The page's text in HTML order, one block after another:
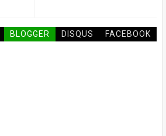
BLOGGER DISQUS FACEBOOK